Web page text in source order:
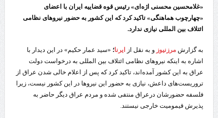
«غلامحسین محسنی اژه‌ای» رئیس قوه قضاییه ایران با اعضای
«چهارچوب هماهنگی» تاکید کرد که این کشور به حضور نیروهای نظامی
ائتلاف بین المللی نیازی ندارد.
به گزارش مرزنیوز و به نقل از ایرنا؛ «سید عمار حکیم» در این دیدار با
اشاره به اینکه نیروهای نظامی ائتلاف بین المللی به درخواست دولت
عراق به این کشور آمده‌اند، تاکید کرد که پس از اعلام خالی شدن عراق از
تروریست‌های داعش، نیازی به حضور این نیروها در این کشور نیست، زیرا
فلسفه حضورشان درعراق منتفی شده و مردم عراق دیگر حاضر به
پذیرش قیمومیت خارجی نیستند.